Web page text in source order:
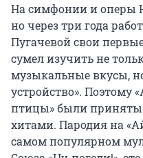
На симфонии и оперы
но через три года
Пугачевой свои
сумел изучить не
музыкальные вкусы,
устройство». Поэтому
птицы» были приняты
хитами. Пародия на
самом популярном